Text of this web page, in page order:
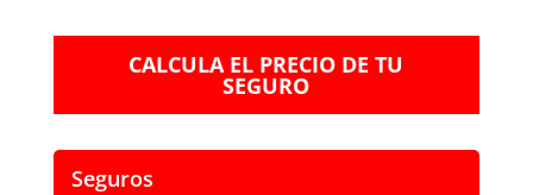
CALCULA EL PRECIO DE TU
SEGURO
Seguros